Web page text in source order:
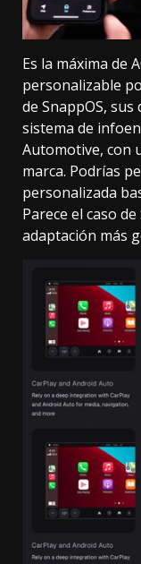
Es la máxima de
personalizable
de SnappOS,
sistema de
Automotive, con
marca. Podrías
personalizada
Parece el caso
adaptación más